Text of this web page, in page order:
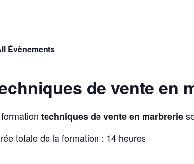
Évènements
de vente en
techniques de vente en marbrerie
totale de la formation : 14 heures